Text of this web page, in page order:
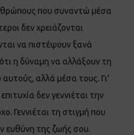
που συναντώ μέσα
δεν χρειάζονται
να πιστέψουν ξανά
η δύναμη να αλλάξουν τη
αλλά μέσα τους. Γι’
δεν γεννιέται την
Γεννιέται τη στιγμή που
ευθύνη της ζωής σου.